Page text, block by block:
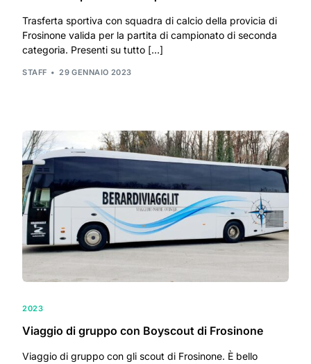
Trasferta sportiva con squadra di calcio della provicia di
Frosinone valida per la partita di campionato di seconda
categoria. Presenti su tutto […]
STAFF 29 GENNAIO 2023
2023
Viaggio di gruppo con Boyscout di Frosinone
Viaggio di gruppo con gli scout di Frosinone. È bello